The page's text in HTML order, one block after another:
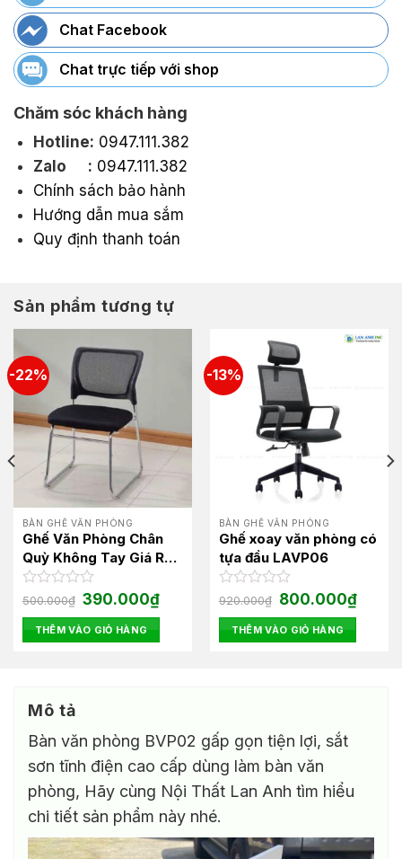
Chat Facebook
Chat trực tiếp với shop
Chăm sóc khách hàng
Hotline: 0947.111.382
Zalo : 0947.111.382
Chính sách bảo hành
Hướng dẫn mua sắm
Quy định thanh toán
Sản phẩm tương tự
-22%
BÀN GHẾ VĂN PHÒNG
Ghế Văn Phòng Chân
Quỳ Không Tay Giá Rẻ
A2021
Được
hạng
0
500.000₫ Giá
gốc
là:
500.000₫.
390.000₫Giá
hiện
tại
là:
390.000₫.
THÊM VÀO GIỎ HÀNG
-13%
BÀN GHẾ VĂN PHÒNG
Ghế xoay văn phòng có
tựa đầu LAVP06
Được
hạng
0
920.000₫ Giá
gốc
là:
920.000₫.
800.000₫Giá
hiện
tại
THÊM VÀO GIỎ HÀNG
Mô tả
Bàn văn phòng BVP02 gấp gọn tiện lợi, sắt
sơn tĩnh điện cao cấp dùng làm bàn văn
phòng, Hãy cùng Nội Thất Lan Anh tìm hiểu
chi tiết sản phẩm này nhé.